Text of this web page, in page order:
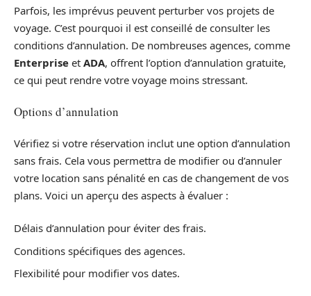
Parfois, les imprévus peuvent perturber vos projets de
voyage. C’est pourquoi il est conseillé de consulter les
conditions d’annulation. De nombreuses agences, comme
Enterprise et ADA, offrent l’option d’annulation gratuite,
ce qui peut rendre votre voyage moins stressant.
Options d’annulation
Vérifiez si votre réservation inclut une option d’annulation
sans frais. Cela vous permettra de modifier ou d’annuler
votre location sans pénalité en cas de changement de vos
plans. Voici un aperçu des aspects à évaluer :
Délais d’annulation pour éviter des frais.
Conditions spécifiques des agences.
Flexibilité pour modifier vos dates.